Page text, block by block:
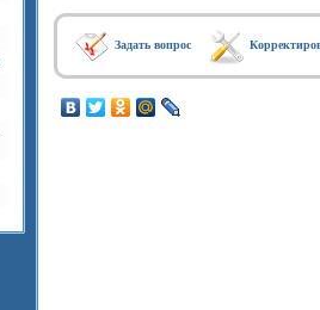
Задать вопрос